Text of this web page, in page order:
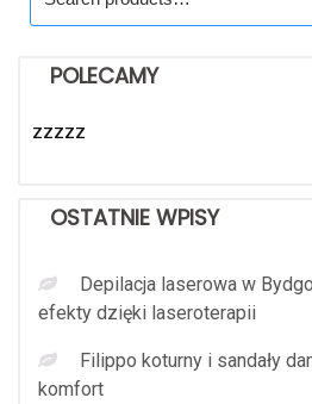
for:
POLECAMY
zzzzz
OSTATNIE WPISY
Depilacja laserowa w
efekty dzięki laseroterapii
Filippo koturny i sandały
komfort